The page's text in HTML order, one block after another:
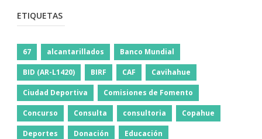
ETIQUETAS
67 alcantarillados Banco Mundial
BID (AR-L1420) BIRF CAF Cavihahue
Ciudad Deportiva Comisiones de Fomento
Concurso Consulta consultoria Copahue
Deportes Donación Educación